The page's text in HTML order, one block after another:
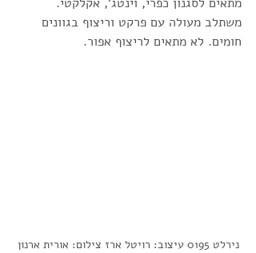
משתלב מעולה עם פרקט וריצוף בגוונים
חומים. לא מתאים לריצוף אפור.
נירלט 0195 עיצוב: רויטל ארז צילום: אורית ארנון